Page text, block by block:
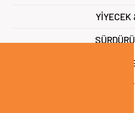
YİYECEK
FOTO